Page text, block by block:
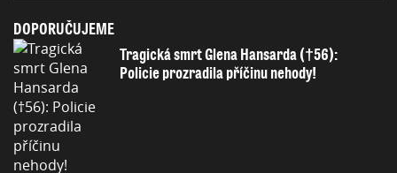
DOPORUČUJEME
Tragická smrt Glena Hansarda (†56):
Policie prozradila příčinu nehody!